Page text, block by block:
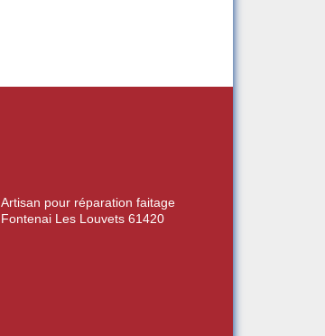
Artisan pour réparation faitage
Fontenai Les Louvets 61420